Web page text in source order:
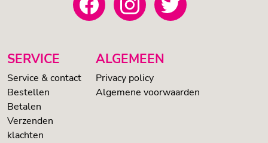
SERVICE
Service & contact
Bestellen
Betalen
Verzenden
klachten
ALGEMEEN
Privacy policy
Algemene voorwaarden